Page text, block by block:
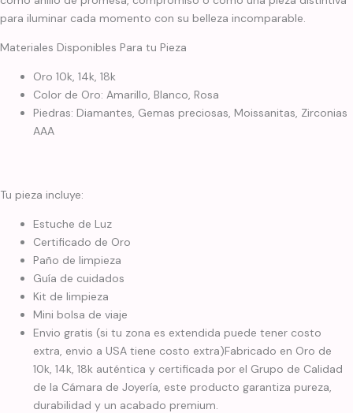
para iluminar cada momento con su belleza incomparable.
Materiales Disponibles Para tu Pieza
Oro 10k, 14k, 18k
Color de Oro: Amarillo, Blanco, Rosa
Piedras: Diamantes, Gemas preciosas, Moissanitas, Zirconias
AAA
Tu pieza incluye:
Estuche de Luz
Certificado de Oro
Paño de limpieza
Guía de cuidados
Kit de limpieza
Mini bolsa de viaje
Envio gratis (si tu zona es extendida puede tener costo
extra, envio a USA tiene costo extra)Fabricado en Oro de
10k, 14k, 18k auténtica y certificada por el Grupo de Calidad
de la Cámara de Joyería, este producto garantiza pureza,
durabilidad y un acabado premium.